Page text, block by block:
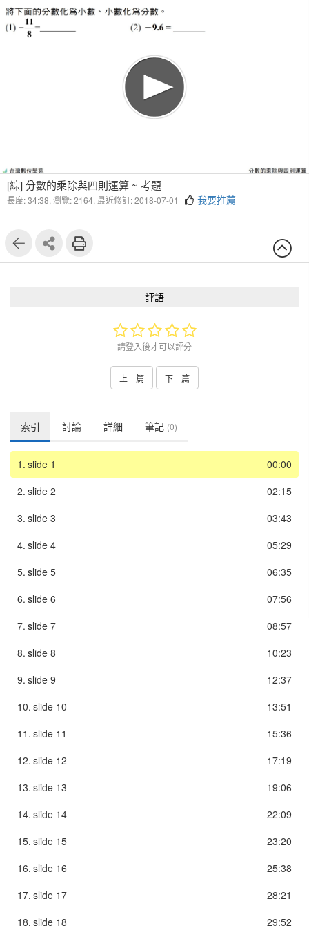
[綜] 分數的乘除與四則運算 ~ 考題
長度: 34:38, 瀏覽: 2164, 最近修訂: 2018-07-01 我要推薦
評語
請登入後才可以評分
上一篇 下一篇
索引 討論 詳細 筆記 (0)
00:00
1. slide 1
02:15
2. slide 2
03:43
3. slide 3
05:29
4. slide 4
06:35
5. slide 5
07:56
6. slide 6
08:57
7. slide 7
10:23
8. slide 8
12:37
9. slide 9
13:51
10. slide 10
15:36
11. slide 11
17:19
12. slide 12
19:06
13. slide 13
22:09
14. slide 14
23:20
15. slide 15
25:38
16. slide 16
28:21
17. slide 17
29:52
18. slide 18